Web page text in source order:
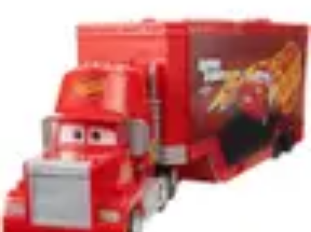
Ambiance et EngagementMarketingAnimations et
AnimationsEngagement des Fans
Football Fan Zone